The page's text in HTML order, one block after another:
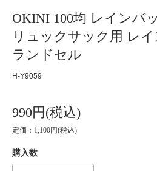
OKINI 100均 レインバ
リュックサック用 レ
ランドセル
H-Y9059
990円(税込)
定価：1,100円(税込)
購入数